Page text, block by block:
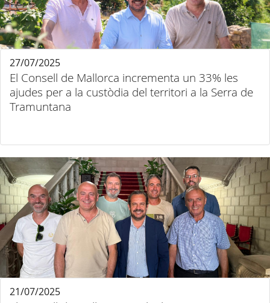
El Consell de Mallorca incrementa un 33% les
ajudes per a la custòdia del territori a la Serra de
Tramuntana
27/07/2025
21/07/2025